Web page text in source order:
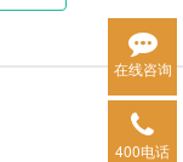
在线咨询
400电话